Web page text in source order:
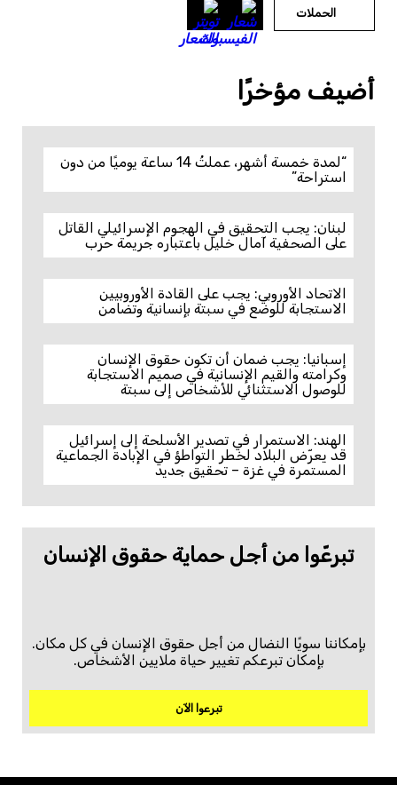
الحملات
أضيف مؤخرًا
“لمدة خمسة أشهر، عملتُ 14 ساعة يوميًا من دون
استراحة”
لبنان: يجب التحقيق في الهجوم الإسرائيلي القاتل
على الصحفية آمال خليل باعتباره جريمة حرب
الاتحاد الأوروبي: يجب على القادة الأوروبيين
الاستجابة للوضع في سبتة بإنسانية وتضامن
إسبانيا: يجب ضمان أن تكون حقوق الإنسان
وكرامته والقيم الإنسانية في صميم الاستجابة
للوصول الاستثنائي للأشخاص إلى سبتة
الهند: الاستمرار في تصدير الأسلحة إلى إسرائيل
قد يعرّض البلاد لخطر التواطؤ في الإبادة الجماعية
المستمرة في غزة – تحقيق جديد
تبرعّوا من أجل حماية حقوق الإنسان
بإمكاننا سويًا النضال من أجل حقوق الإنسان في كل مكان.
بإمكان تبرعكم تغيير حياة ملايين الأشخاص.
تبرعوا الآن